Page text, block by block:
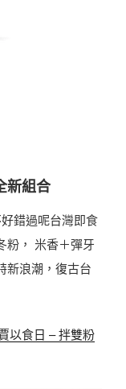
新組合
錯過呢台灣即食
粉， 米香＋彈牙
新浪潮，復古台
以食日 – 拌雙粉